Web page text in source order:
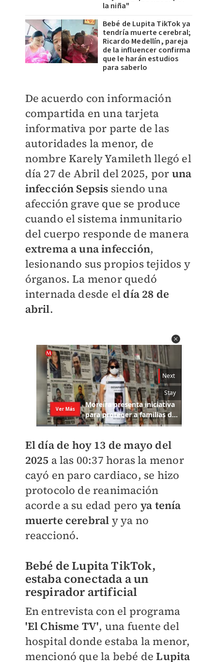
la niña"
Bebé de Lupita TikTok ya
tendría muerte cerebral;
Ricardo Medellín, pareja
de la influencer confirma
que le harán estudios
para saberlo
De acuerdo con información
compartida en una tarjeta
informativa por parte de las
autoridades la menor, de
nombre Karely Yamileth llegó el
día 27 de Abril del 2025, por una
infección Sepsis siendo una
afección grave que se produce
cuando el sistema inmunitario
del cuerpo responde de manera
extrema a una infección,
lesionando sus propios tejidos y
órganos. La menor quedó
internada desde el día 28 de
abril.
El día de hoy 13 de mayo del
2025 a las 00:37 horas la menor
cayó en paro cardiaco, se hizo
protocolo de reanimación
acorde a su edad pero ya tenía
muerte cerebral y ya no
reaccionó.
Bebé de Lupita TikTok,
estaba conectada a un
respirador artificial
En entrevista con el programa
'El Chisme TV', una fuente del
hospital donde estaba la menor,
mencionó que la bebé deLupita